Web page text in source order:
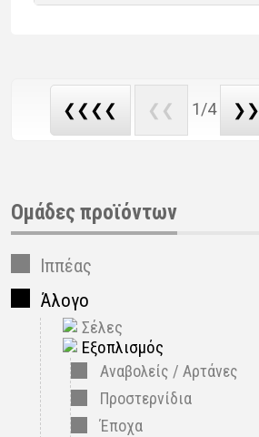
❮❮❮❮ ❮❮ 1/4 ❯❯
Ομάδες προϊόντων
Ιππέας
Άλογο
Σέλες
Εξοπλισμός
Αναβολείς / Αρτάνες
Προστερνίδια
Έποχα